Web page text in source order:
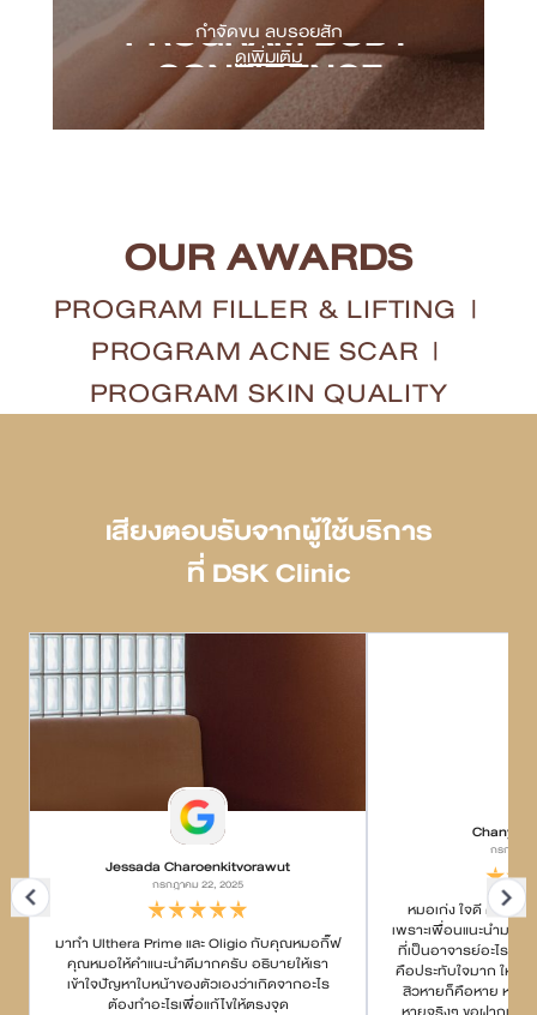
กำจัดขน ลบรอยสัก
PROGRAM BODY
CONFIDENCE
Program Hair Removal
Program Mounjaro
Program IV Therapy
ดูเพิ่มเติม
OUR AWARDS
PROGRAM FILLER & LIFTING |
PROGRAM ACNE SCAR |
PROGRAM SKIN QUALITY
เสียงตอบรับจากผู้ใช้บริการ
ที่ DSK Clinic
Jessada Charoenkitvorawut
กรกฎาคม 22, 2025
มาทำ Ulthera Prime และ Oligio กับคุณหมอกิ๊ฟ
คุณหมอให้คำแนะนำดีมากครับ อธิบายให้เรา
เข้าใจปัญหาใบหน้าของตัวเองว่าเกิดจากอะไร
ต้องทำอะไรเพื่อแก้ไขให้ตรงจุด
กรกฎาค
หมอเก่ง ใจดี ค่อยๆอ
เพราะเพื่อนแนะนำมา
ที่เป็นอาจารย์อะไรกัน
คือประทับใจมาก ให้คำ
สิวหายก็คือหาย หาย